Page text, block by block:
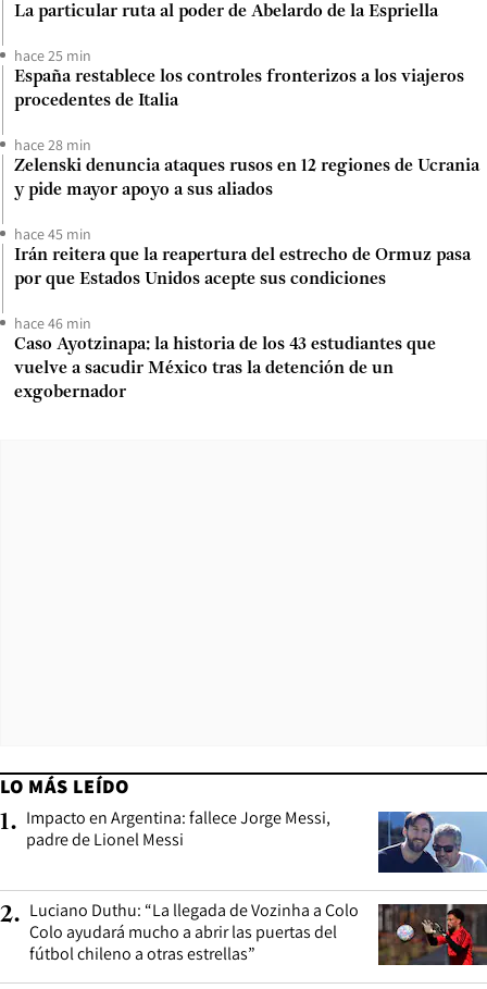
La particular ruta al poder de Abelardo de la Espriella
hace 25 min
España restablece los controles fronterizos a los viajeros
procedentes de Italia
hace 28 min
Zelenski denuncia ataques rusos en 12 regiones de Ucrania
y pide mayor apoyo a sus aliados
hace 45 min
Irán reitera que la reapertura del estrecho de Ormuz pasa
por que Estados Unidos acepte sus condiciones
hace 46 min
Caso Ayotzinapa: la historia de los 43 estudiantes que
vuelve a sacudir México tras la detención de un
exgobernador
LO MÁS LEÍDO
1. Impacto en Argentina: fallece Jorge Messi,
padre de Lionel Messi
2. Luciano Duthu: “La llegada de Vozinha a Colo
Colo ayudará mucho a abrir las puertas del
fútbol chileno a otras estrellas”